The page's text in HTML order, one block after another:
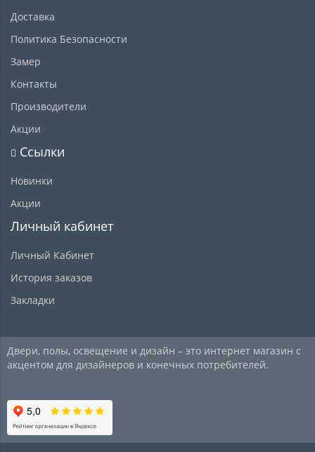
Доставка
Политика Безопасности
Замер
Контакты
Производители
Акции
Ссылки
Новинки
Акции
Личный кабинет
Личный Кабинет
История заказов
Закладки
Двери, полы, освещение и дизайн – это интернет магазин с
акцентом для дизайнеров и конечных потребителей.